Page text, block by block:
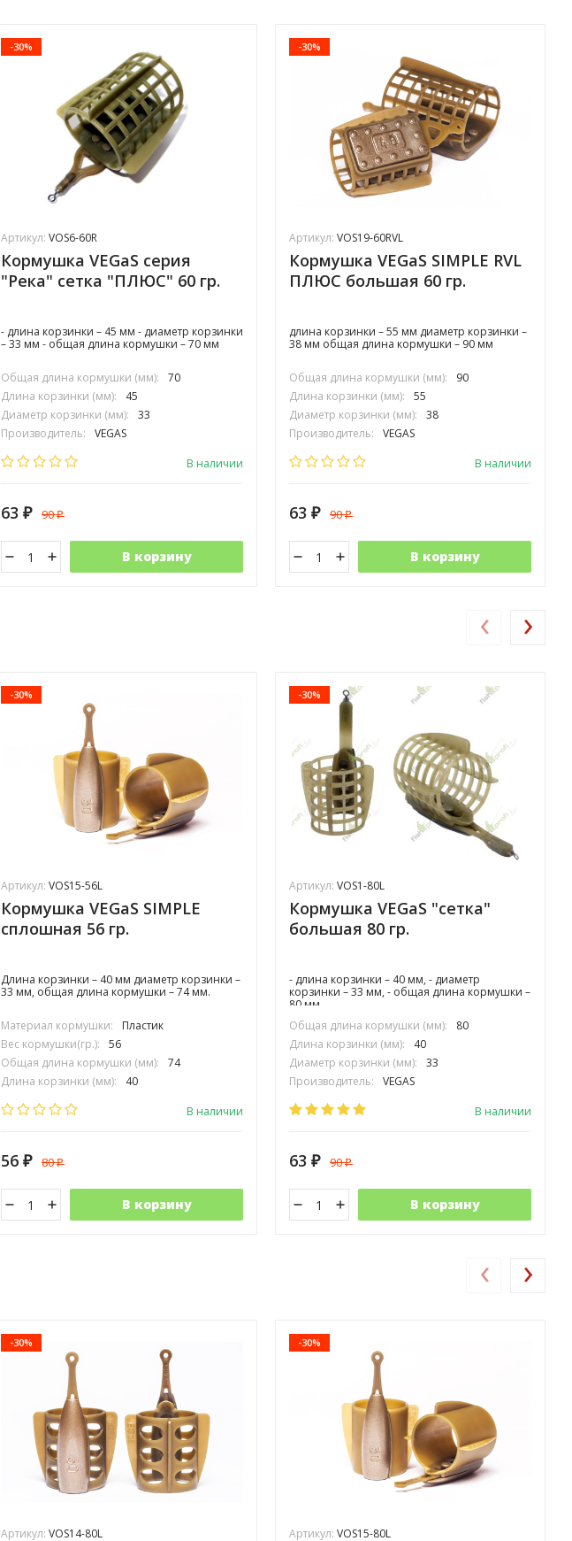
-30%
Артикул: VOS6-60R
Кормушка VEGaS серия
"Река" сетка "ПЛЮС" 60 гр.
- длина корзинки – 45 мм - диаметр корзинки
– 33 мм - общая длина кормушки – 70 мм
Общая длина кормушки (мм):
70
Длина корзинки (мм):
45
Диаметр корзинки (мм):
33
Производитель:
VEGAS
В наличии
63 ₽ 90₽
В корзину
-30%
Артикул: VOS19-60RVL
Кормушка VEGaS SIMPLE RVL
ПЛЮС большая 60 гр.
длина корзинки – 55 мм диаметр корзинки –
38 мм общая длина кормушки – 90 мм
Общая длина кормушки (мм):
90
Длина корзинки (мм):
55
Диаметр корзинки (мм):
38
Производитель:
VEGAS
В наличии
63 ₽ 90₽
В корзину
-30%
Артикул: VOS15-56L
Кормушка VEGaS SIMPLE
сплошная 56 гр.
Длина корзинки – 40 мм диаметр корзинки –
33 мм, общая длина кормушки – 74 мм.
Материал кормушки:
Пластик
Вес кормушки(гр.):
56
Общая длина кормушки (мм):
74
Длина корзинки (мм):
40
Диаметр корзинки (мм):
В наличии
56 ₽ 80₽
В корзину
-30%
Артикул: VOS1-80L
Кормушка VEGaS "сетка"
большая 80 гр.
- длина корзинки – 40 мм, - диаметр
корзинки – 33 мм, - общая длина кормушки –
80 мм.
Общая длина кормушки (мм):
80
Длина корзинки (мм):
40
Диаметр корзинки (мм):
33
Производитель:
VEGAS
В наличии
63 ₽ 90₽
В корзину
‹ ›
-30%
Артикул: VOS14-80L
-30%
Артикул: VOS15-80L
‹ ›